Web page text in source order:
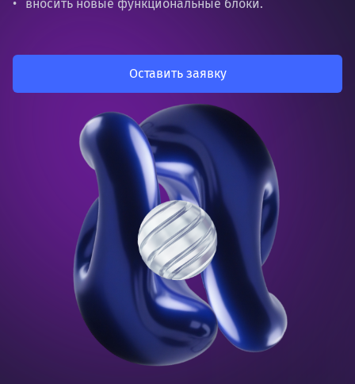
вносить новые функциональные блоки.
Оставить заявку